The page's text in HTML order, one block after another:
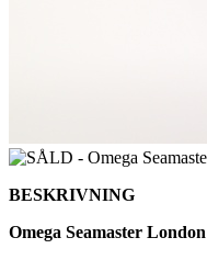
BESKRIVNING
Omega Seamaster